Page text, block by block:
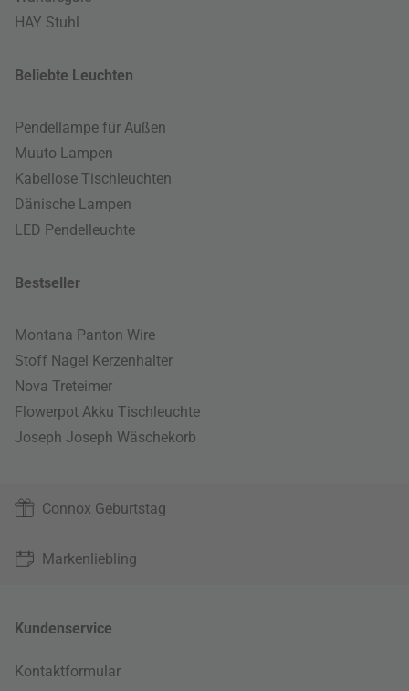
HAY Stuhl
Beliebte Leuchten
Pendellampe für Außen
Muuto Lampen
Kabellose Tischleuchten
Dänische Lampen
LED Pendelleuchte
Bestseller
Montana Panton Wire
Stoff Nagel Kerzenhalter
Nova Treteimer
Flowerpot Akku Tischleuchte
Joseph Joseph Wäschekorb
Connox Geburtstag
Markenliebling
Kundenservice
Kontaktformular